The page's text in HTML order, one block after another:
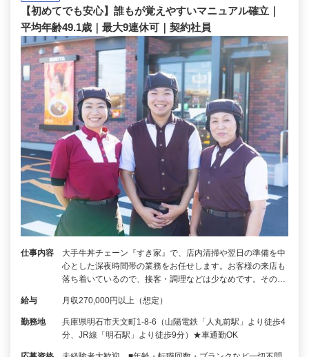
【初めてでも安心】誰もが覚えやすいマニュアル確立｜
平均年齢49.1歳｜最大9連休可｜契約社員
仕事内容
大手牛丼チェーン『すき家』で、店内清掃や翌日の準備を中
心とした深夜時間帯の業務をお任せします。お客様の来店も
落ち着いているので、接客・調理などは少なめです。その…
給与 月収270,000円以上（想定）
勤務地
兵庫県明石市天文町1-8-6（山陽電鉄「人丸前駅」より徒歩4
分、JR線「明石駅」より徒歩9分）★車通勤OK